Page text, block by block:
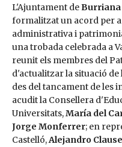
L'Ajuntament deBurriana
formalitzat un acord per
administrativa i
una trobada celebrada a
reunit els membres del
d'actualitzar la situació
des del tancament de les
acudit la Consellera
Universitats,María del
Jorge Monferrer; en
Castelló,Alejandro